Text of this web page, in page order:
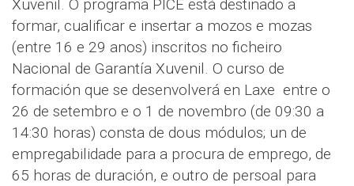
Xuvenil. O programa PICE está destinado a
formar, cualificar e insertar a mozos e mozas
(entre 16 e 29 anos) inscritos no ficheiro
Nacional de Garantía Xuvenil. O curso de
formación que se desenvolverá en Laxe entre o
26 de setembro e o 1 de novembro (de 09:30 a
14:30 horas) consta de dous módulos; un de
empregabilidade para a procura de emprego, de
65 horas de duración, e outro de persoal para